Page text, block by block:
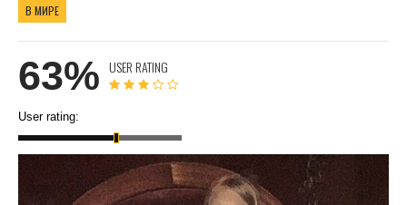
В МИРЕ
63% USER RATING
User rating: